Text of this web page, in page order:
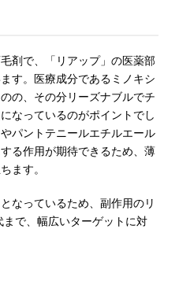
剤で、「リアップ」の医薬部
す。医療成分であるミノキシ
の、その分リーズナブルでチ
なっているのがポイントでし
パントテニールエチルエール
る作用が期待できるため、薄
ます。
なっているため、副作用のリ
で、幅広いターゲットに対